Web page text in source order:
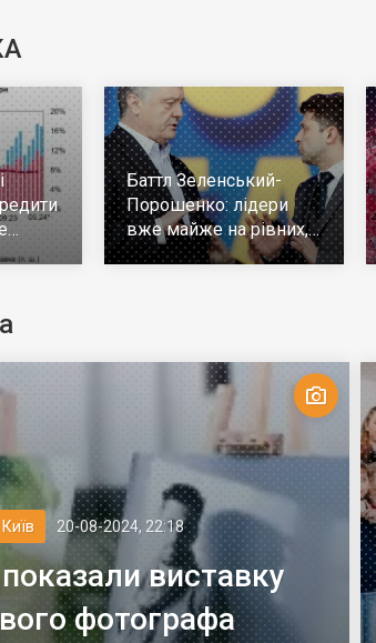
Баттл Зеленський-
Порошенко: лідери
вже майже на рівних,
але багато тих, хто не
20-08-2024, 22:18
виставку
фотографа